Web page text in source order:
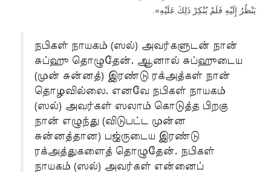
يَنْظُرُ إِلَيْهِ فَلَمْ يُنْكِرْ ذَلِكَ عَلَيْهِ».
நபிகள் நாயகம் (ஸல்) அவர்களுடன் நான்
சுப்ஹு தொழுதேன். ஆனால் சுப்ஹுடைய
(முன் சுன்னத்) இரண்டு ரக்அத்கள் நான்
தொழவில்லை. எனவே நபிகள் நாயகம்
(ஸல்) அவர்கள் ஸலாம் கொடுத்த பிறகு
நான் எழுந்து (விடுபட்ட முன்ன
சுன்னத்தான) பஜ்ருடைய இரண்டு
ரக்அத்துகளைத் தொழுதேன். நபிகள்
நாயகம் (ஸல்) அவர்கள் என்னைப்